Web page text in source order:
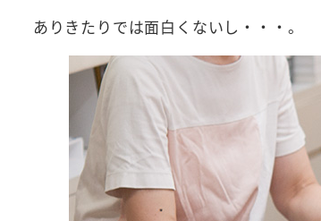
ありきたりでは面白くないし・・・。